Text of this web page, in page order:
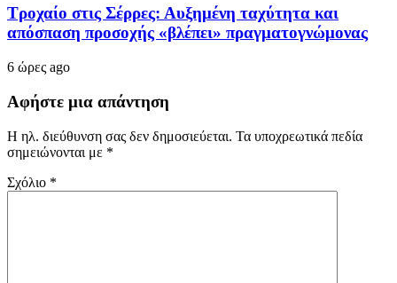
Τροχαίο στις Σέρρες: Αυξημένη ταχύτητα και
απόσπαση προσοχής «βλέπει» πραγματογνώμονας
6 ώρες ago
Αφήστε μια απάντηση
Η ηλ. διεύθυνση σας δεν δημοσιεύεται. Τα υποχρεωτικά πεδία
σημειώνονται με *
Σχόλιο *